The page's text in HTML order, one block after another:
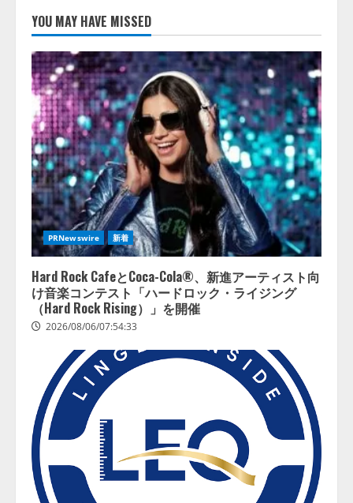
2
イドライン（第1.2版）』を公開
3
生成AI経由のWebサイト流入、1年
半で約7.8倍に ChatGPTなどの
生成AIサービス経由のWebサイト
流入の実態を調査
2026/08/05/16:54:34
「イベント登録はAIとの対話で完
了」チケット管理システム
『Gettii Lite』、AIイベント登録
機能のリリースを発表！ 手数料
4.4％（税込）は据え置きで提供
2026/08/05/15:53:44
YOU MAY HAVE MISSED
PRNewswire 新着
Hard Rock CafeとCoca-Cola®、新進アーティスト向
け音楽コンテスト「ハードロック・ライジング
（Hard Rock Rising）」を開催
2026/08/06/07:54:33